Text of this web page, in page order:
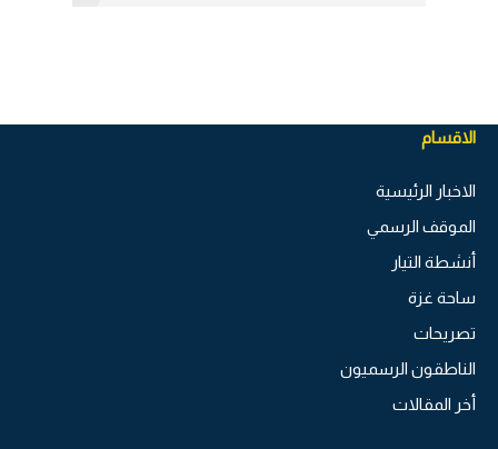
الاقسام
الاخبار الرئيسية
الموقف الرسمي
أنشطة التيار
ساحة غزة
تصريحات
الناطقون الرسميون
أخر المقالات